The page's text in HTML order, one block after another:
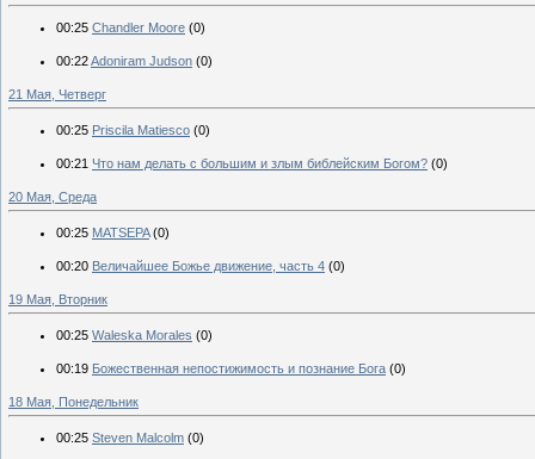
00:25 Chandler Moore (0)
00:22Adoniram Judson (0)
21 Мая, Четверг
00:25 Priscila Matiesco (0)
00:21 Что нам делать с большим и злым библейским Богом? (0)
20 Мая, Среда
00:25 MATSEPA (0)
00:20 Величайшее Божье движение, часть 4 (0)
19 Мая, Вторник
00:25 Waleska Morales (0)
00:19 Божественная непостижимость и познание Бога (0)
18 Мая, Понедельник
00:25 Steven Malcolm (0)